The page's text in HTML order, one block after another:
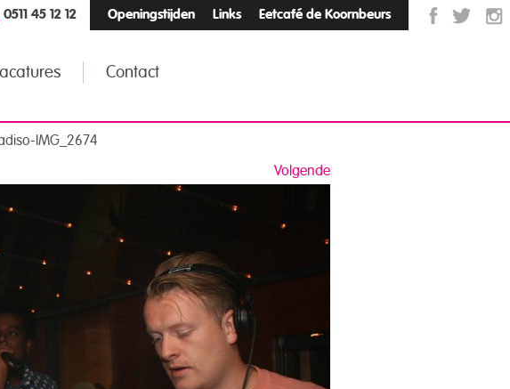
Openingstijden Links Eetcafé de Koornbeurs
0511 45 12 12
Contact
IMG_2674
Volgende